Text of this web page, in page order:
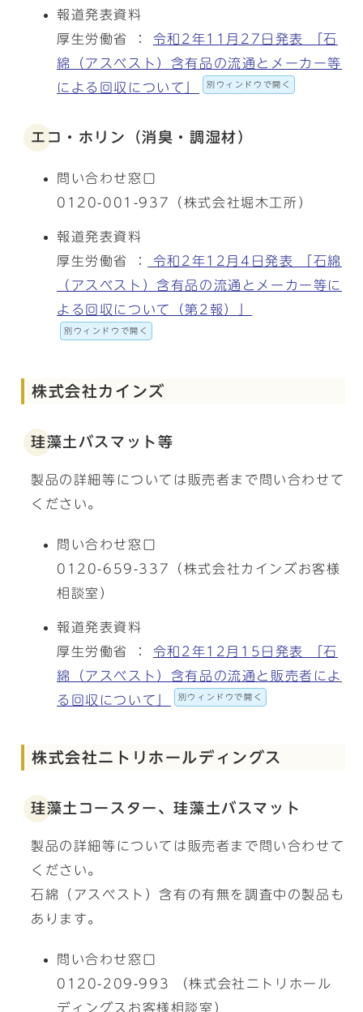
報道発表資料
厚生労働省 ： 令和2年11月27日発表 「石
綿（アスベスト）含有品の流通とメーカー等
による回収について」
別ウィンドウで開く
エコ・ホリン（消臭・調湿材）
問い合わせ窓口
0120-001-937（株式会社堀木工所）
報道発表資料
厚生労働省 ：
令和2年12月4日発表 「石綿
（アスベスト）含有品の流通とメーカー等に
よる回収について（第2報）」
別ウィンドウで開く
株式会社カインズ
珪藻土バスマット等
製品の詳細等については販売者まで問い合わせて
ください。
問い合わせ窓口
0120-659-337（株式会社カインズお客様
相談室）
報道発表資料
厚生労働省 ： 令和2年12月15日発表 「石
綿（アスベスト）含有品の流通と販売者によ
る回収について」
別ウィンドウで開く
株式会社ニトリホールディングス
珪藻土コースター、珪藻土バスマット
製品の詳細等については販売者まで問い合わせて
ください。
石綿（アスベスト）含有の有無を調査中の製品も
あります。
問い合わせ窓口
0120-209-993 （株式会社ニトリホール
ディングスお客様相談室）